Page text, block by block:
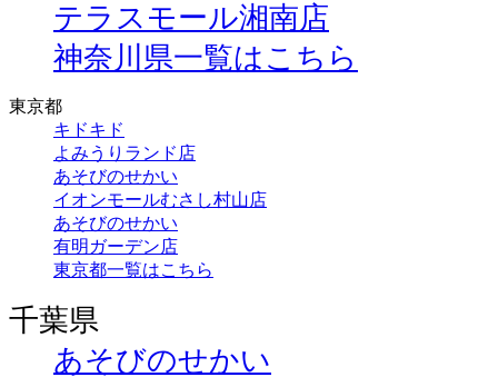
テラスモール湘南店
神奈川県一覧はこちら
東京都
キドキド
よみうりランド店
あそびのせかい
イオンモールむさし村山店
あそびのせかい
有明ガーデン店
東京都一覧はこちら
千葉県
あそびのせかい